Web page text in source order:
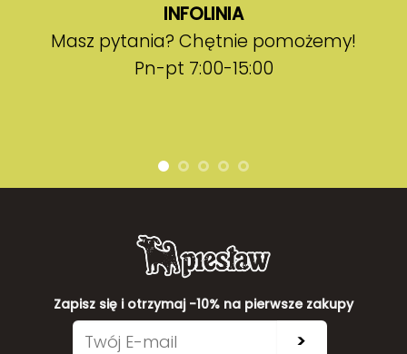
INFOLINIA
Masz pytania? Chętnie pomożemy!
Pn-pt 7:00-15:00
Zapisz się i otrzymaj -10% na pierwsze zakupy
>